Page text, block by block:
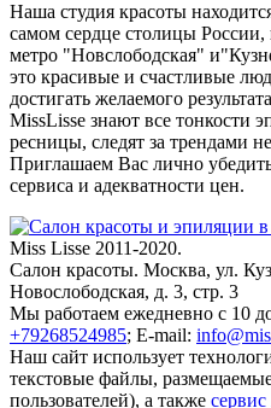
Наша студия красоты
самом сердце столицы
метро "Новслободская"
это красивые и счастливые
достигать желаемого
MissLisse знают все тонкости
ресницы, следят за трендами
Приглашаем Вас лично
сервиса и адекватности цен.
Miss Lisse 2011-2020.
Салон красоты. Москва, ул.
Новослободская, д. 3, стр. 3
Мы работаем ежедневно с 10
+79268524985; E-mail:
Наш сайт использует
текстовые файлы,
пользователей), а также